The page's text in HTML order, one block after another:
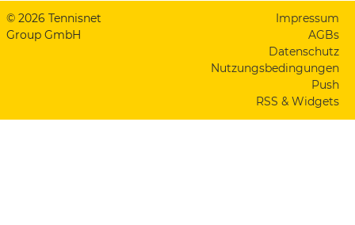
© 2026 Tennisnet
Group GmbH
Impressum
AGBs
Datenschutz
Nutzungsbedingungen
Push
RSS & Widgets